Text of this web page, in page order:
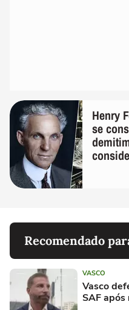
Henry
se
Recomendado
VASCO
Vasco
SAF